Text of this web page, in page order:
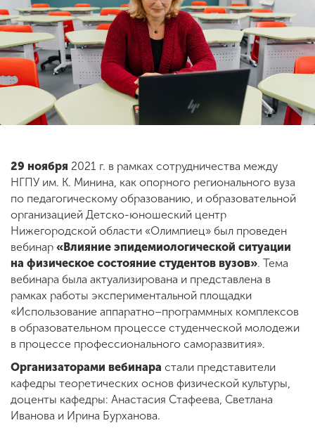
ENG SPN CHI
комиссия
29 ноября 2021 г. в рамках сотрудничества между
НГПУ им. К. Минина, как опорного регионального вуза
по педагогическому образованию, и образовательной
организацией Детско-юношеский центр
Нижегородской области «Олимпиец» был проведен
вебинар «Влияние эпидемиологической ситуации
на физическое состояние студентов вузов». Тема
вебинара была актуализирована и представлена в
рамках работы экспериментальной площадки
«Использование аппаратно–программных комплексов
в образовательном процессе студенческой молодежи
в процессе профессионального саморазвития».
Организаторами вебинара стали представители
кафедры теоретических основ физической культуры,
доценты кафедры: Анастасия Стафеева, Светлана
Иванова и Ирина Бурханова.